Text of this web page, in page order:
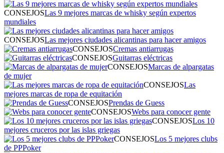
CONSEJOSLas 9 mejores marcas de whisky según expertos
mundiales
CONSEJOSLas mejores ciudades alicantinas para hacer amigos
CONSEJOSCremas antiarrugas
CONSEJOSGuitarras eléctricas
CONSEJOSMarcas de alpargatas
de mujer
CONSEJOSLas
mejores marcas de ropa de equitación
CONSEJOSPrendas de Guess
CONSEJOSWebs para conocer gente
CONSEJOSLos 10
mejores cruceros por las islas griegas
CONSEJOSLos 5 mejores clubs
de PPPoker